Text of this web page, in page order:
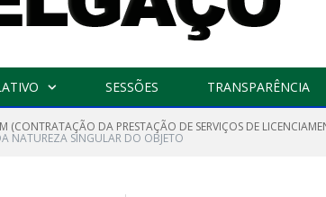
SESSÕES TRANSPARÊNCIA
DA PRESTAÇÃO DE SERVIÇOS DE
NATUREZA SINGULAR DO OBJETO